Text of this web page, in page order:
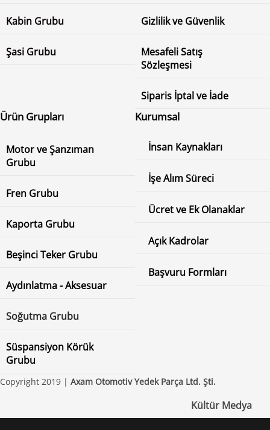
Kabin Grubu
Şasi Grubu
Gizlilik ve Güvenlik
Mesafeli Satış
Sözleşmesi
Siparis İptal ve İade
Ürün Grupları
Motor ve Şanzıman
Grubu
Fren Grubu
Kaporta Grubu
Beşinci Teker Grubu
Aydınlatma - Aksesuar
Soğutma Grubu
Süspansiyon Körük
Grubu
Kurumsal
İnsan Kaynakları
İşe Alım Süreci
Ücret ve Ek Olanaklar
Açık Kadrolar
Başvuru Formları
Copyright 2019 | Axam Otomotiv Yedek Parça Ltd. Şti.
Kültür Medya